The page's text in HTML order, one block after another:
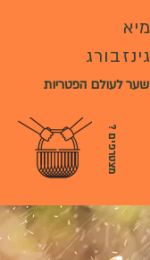
מיא
גינזבורג
שער לעולם הפטריות
?
מ
צ
ט
ר
פ
י
ם